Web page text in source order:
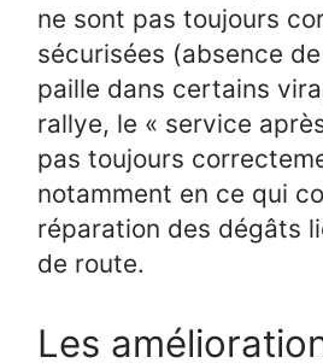
ne sont pas toujours
sécurisées (absence
paille dans certains
rallye, le « service
pas toujours
notamment en ce qui
réparation des dégâts
de route.
Les